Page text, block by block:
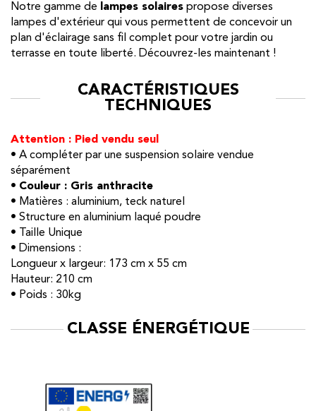
Notre gamme de lampes solaires propose diverses
lampes d'extérieur qui vous permettent de concevoir un
plan d'éclairage sans fil complet pour votre jardin ou
terrasse en toute liberté. Découvrez-les maintenant !
CARACTÉRISTIQUES
TECHNIQUES
Attention : Pied vendu seul
• A compléter par une suspension solaire vendue
séparément
• Couleur : Gris anthracite
• Matières : aluminium, teck naturel
• Structure en aluminium laqué poudre
• Taille Unique
• Dimensions :
Longueur x largeur: 173 cm x 55 cm
Hauteur: 210 cm
• Poids : 30kg
CLASSE ÉNERGÉTIQUE